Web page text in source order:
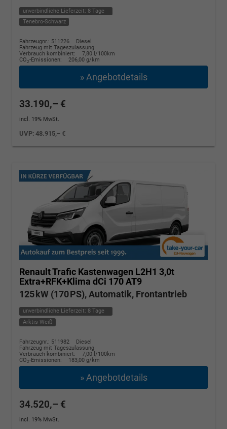
unverbindliche Lieferzeit: 8 Tage
Tenebro-Schwarz
Fahrzeugnr.: 511226
Diesel
Fahrzeug mit Tageszulassung
Verbrauch kombiniert:
7,80 l/100km
CO2-Emissionen: 206,00 g/km
» Angebotdetails
33.190,– €
incl. 19% MwSt.
UVP:48.915,– €
Renault Trafic Kastenwagen L2H1 3,0t
Extra+RFK+Klima dCi 170 AT9
125 kW (170 PS), Automatik, Frontantrieb
unverbindliche Lieferzeit: 8 Tage
Arktis-Weiß
Fahrzeugnr.: 511982
Diesel
Fahrzeug mit Tageszulassung
Verbrauch kombiniert:
7,00 l/100km
CO2-Emissionen: 183,00 g/km
» Angebotdetails
34.520,– €
incl. 19% MwSt.